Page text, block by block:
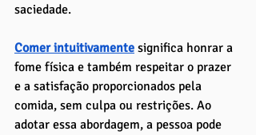
saciedade.
Comer intuitivamente significa honrar a
fome física e também respeitar o prazer
e a satisfação proporcionados pela
comida, sem culpa ou restrições. Ao
adotar essa abordagem, a pessoa pode